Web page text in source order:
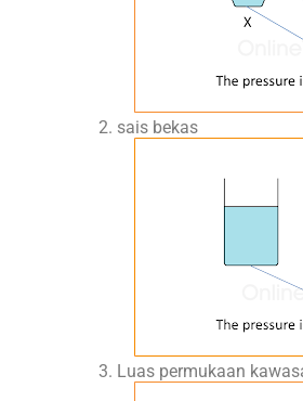
sais bekas
Luas permukaan